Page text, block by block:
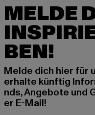
MELDE
BEN!
Melde dich hier für
erhalte künftig
nds, Angebote und
er E-Mail!